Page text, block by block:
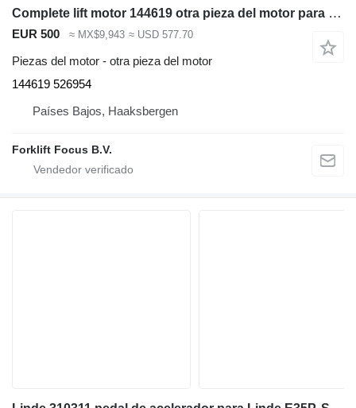
Complete lift motor 144619 otra pieza del motor para Linde K15-4 / Still MX15-4 preparador de pedidos
EUR 500 ≈ MX$9,943 ≈ USD 577.70
Piezas del motor - otra pieza del motor
144619 526954
Países Bajos, Haaksbergen
Forklift Focus B.V.